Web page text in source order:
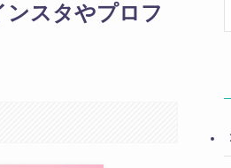
ンスタやプロフ